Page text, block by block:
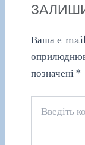
Ваша e-mail
позначені*
коментар